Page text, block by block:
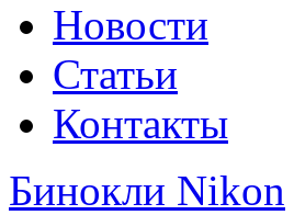
Новости
Статьи
Контакты
Бинокли Nikon